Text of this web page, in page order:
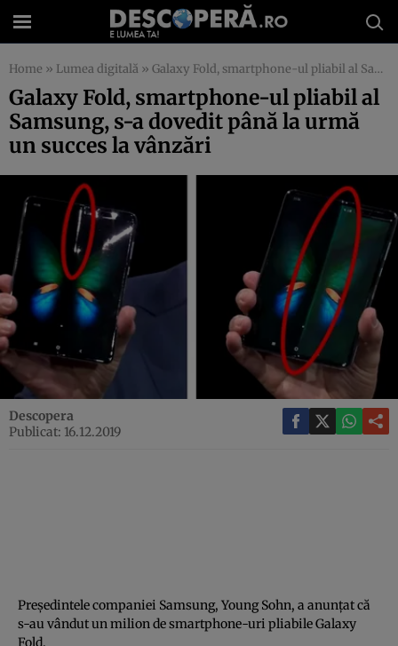
Home » Lumea digitală » Galaxy Fold, smartphone-ul pliabil al Samsung, s-a dovedit până la urmă un succes la vânzări
Galaxy Fold, smartphone-ul pliabil al
Samsung, s-a dovedit până la urmă
un succes la vânzări
Descopera
Publicat: 16.12.2019
Preşedintele companiei Samsung, Young Sohn, a anunţat că
s-au vândut un milion de smartphone-uri pliabile Galaxy
Fold.